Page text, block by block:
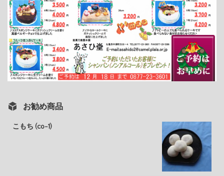
お勧め商品
こもち (co-1)